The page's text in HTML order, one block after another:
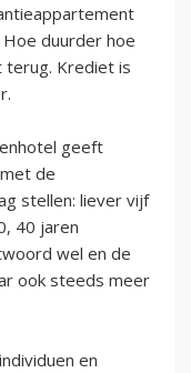
duurder hoe
terug. Krediet is
geeft
de
stellen: liever vijf
40 jaren
wel en de
ook steeds meer
en